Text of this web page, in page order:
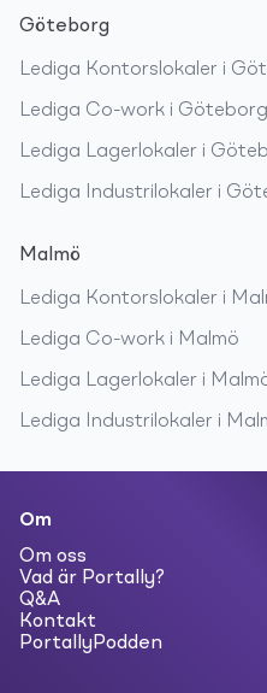
Göteborg
Lediga Kontorslokaler i
Lediga Co-work i Göteborg
Lediga Lagerlokaler i
Lediga Industrilokaler i
Malmö
Lediga Kontorslokaler i
Lediga Co-work i Malmö
Lediga Lagerlokaler i
Lediga Industrilokaler i
Om
Om oss
Vad är Portally?
Q&A
Kontakt
PortallyPodden